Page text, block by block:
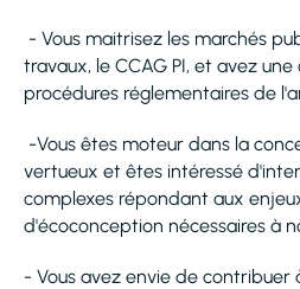
- Vous maitrisez les marchés
travaux, le CCAG PI, et avez
procédures réglementaires de
-Vous êtes moteur dans la
vertueux et êtes intéressé
complexes répondant aux
d'écoconception nécessaires à
- Vous avez envie de